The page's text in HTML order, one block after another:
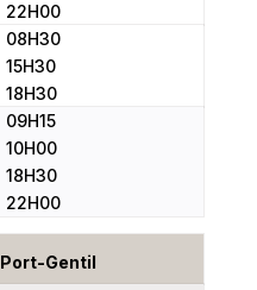
22H00
08H30
15H30
18H30
09H15
10H00
18H30
22H00
Port-Gentil